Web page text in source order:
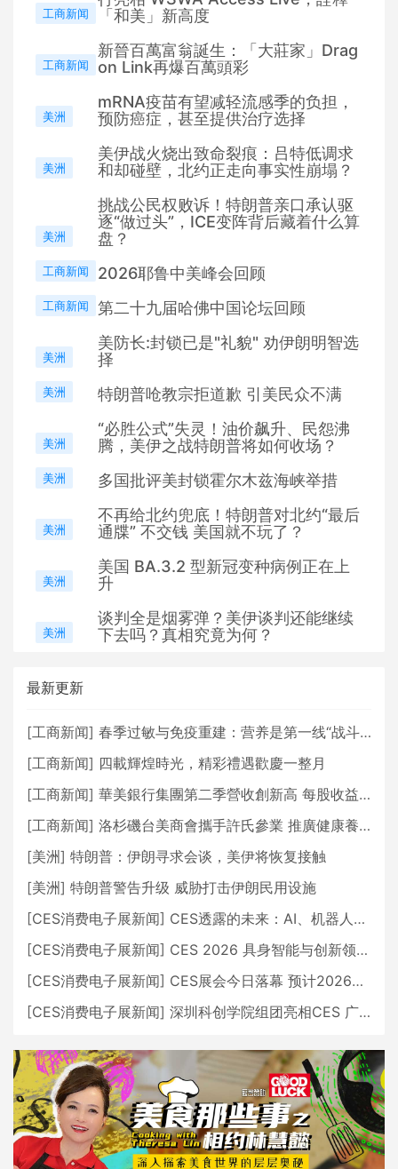
工商新闻
「和美」新高度
工商新闻
新晉百萬富翁誕生：「大莊家」Drag
on Link再爆百萬頭彩
美洲
mRNA疫苗有望减轻流感季的负担，
预防癌症，甚至提供治疗选择
美洲
美伊战火烧出致命裂痕：吕特低调求
和却碰壁，北约正走向事实性崩塌？
美洲
挑战公民权败诉！特朗普亲口承认驱
逐“做过头”，ICE变阵背后藏着什么算
盘？
工商新闻 2026耶鲁中美峰会回顾
工商新闻 第二十九届哈佛中国论坛回顾
美洲
美防长:封锁已是"礼貌" 劝伊朗明智选
择
美洲 特朗普呛教宗拒道歉 引美民众不满
美洲
“必胜公式”失灵！油价飙升、民怨沸
腾，美伊之战特朗普将如何收场？
美洲 多国批评美封锁霍尔木兹海峡举措
美洲
不再给北约兜底！特朗普对北约“最后
通牒” 不交钱 美国就不玩了？
美洲
美国 BA.3.2 型新冠变种病例正在上
升
美洲
谈判全是烟雾弹？美伊谈判还能继续
下去吗？真相究竟为何？
最新更新
[工商新闻] 春季过敏与免疫重建：营养是第一线“战斗力”——专访海之滴总经理小林大介，解析免疫支持与褐藻糖胶的科学奥秘
[工商新闻] 四載輝煌時光，精彩禮遇歡慶一整月
[工商新闻] 華美銀行集團第二季營收創新高 每股收益年增18%
[工商新闻] 洛杉磯台美商會攜手許氏參業 推廣健康養生新生活
[美洲] 特朗普：伊朗寻求会谈，美伊将恢复接触
[美洲] 特朗普警告升级 威胁打击伊朗民用设施
[CES消费电子展新闻] CES透露的未来：AI、机器人与智能生活大爆发
[CES消费电子展新闻] CES 2026 具身智能与创新领域 中国公司大放异彩
[CES消费电子展新闻] CES展会今日落幕 预计2026行业收入将超五千亿美元
[CES消费电子展新闻] 深圳科创学院组团亮相CES 广受好评